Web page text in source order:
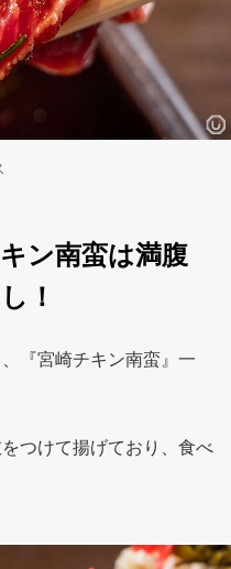
ン南蛮は満腹
！
『宮崎チキン南蛮』一
つけて揚げており、食べ